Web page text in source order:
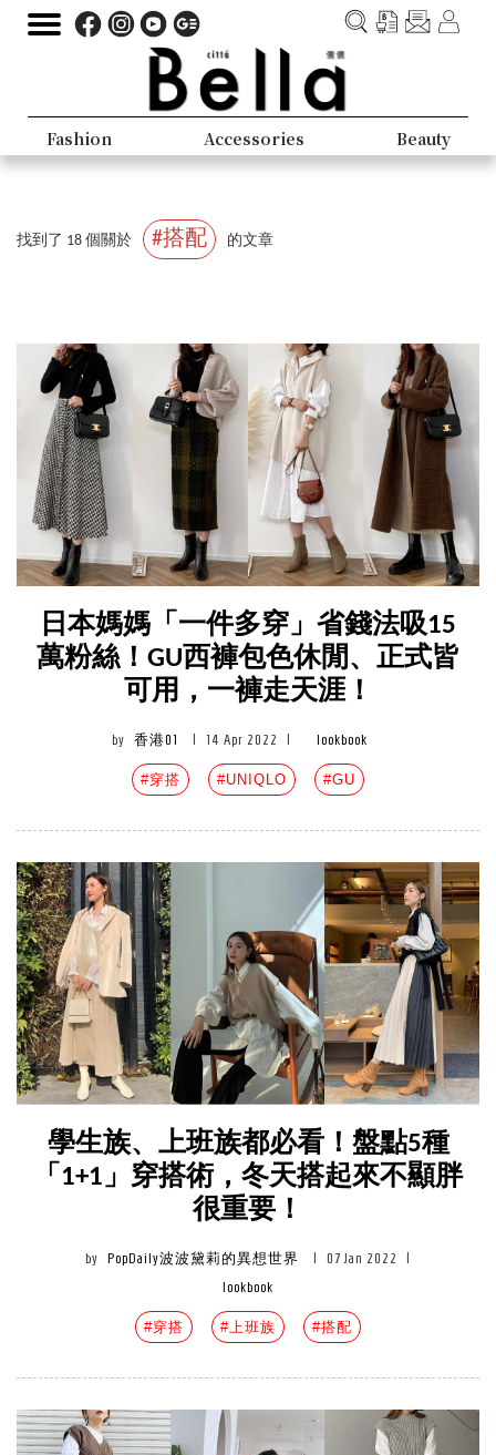
Fashion Accessories Beauty
找到了 18 個關於 #搭配 的文章
日本媽媽「一件多穿」省錢法吸15
萬粉絲！GU西褲包色休閒、正式皆
可用，一褲走天涯！
by 香港01 14 Apr 2022 lookbook
#穿搭 #UNIQLO #GU
學生族、上班族都必看！盤點5種
「1+1」穿搭術，冬天搭起來不顯胖
很重要！
by PopDaily波波黛莉的異想世界 07 Jan 2022
lookbook
#穿搭 #上班族 #搭配